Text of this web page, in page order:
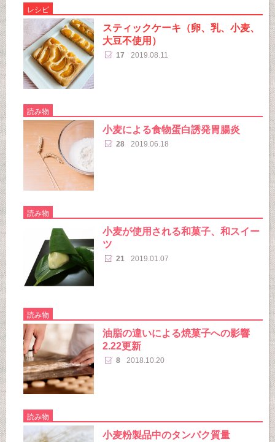
レシピ
スティックケーキ（卵、乳、小麦、
大豆不使用）
17 2019.08.11
読み物
小麦による食物蛋白誘発胃腸炎
28 2019.06.18
読み物
小麦が使用される和菓子、和スイー
ツ
21 2019.01.07
読み物
油脂の違いによる焼菓子への影響
2.22更新
8 2018.10.20
読み物
小麦粉製品中のタンパク質量